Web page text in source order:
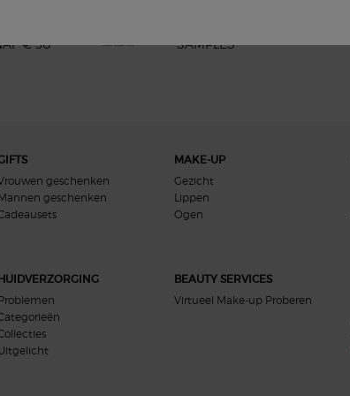
€ 50
SAMPLES
geschenken
geschenken
MAKE-UP
Gezicht
Lippen
Ogen
BEAUTY SERVICES
Virtueel Make-up Proberen